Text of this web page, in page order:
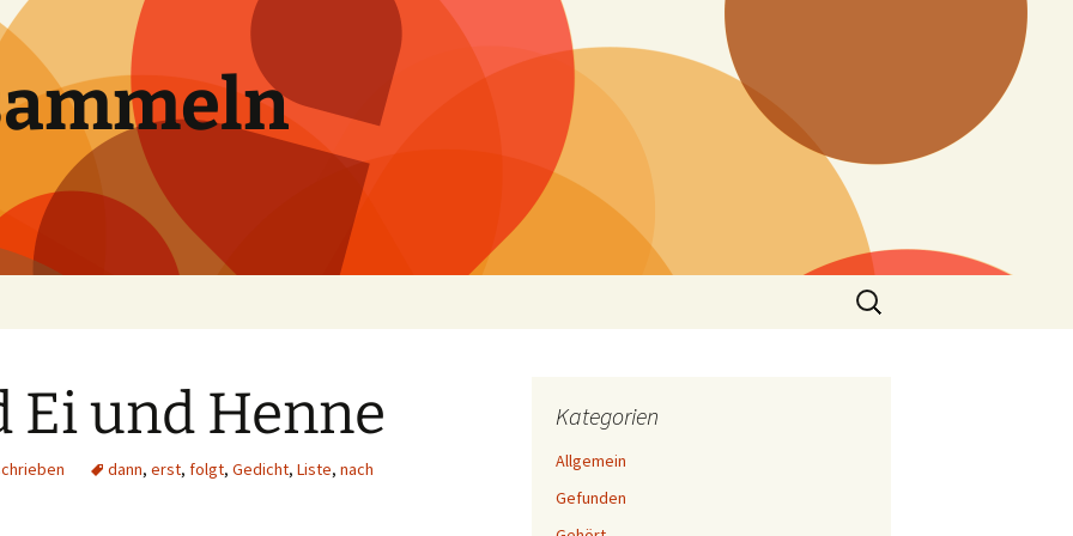
Suchen
nach:
Ei und Henne
dann, erst, folgt, Gedicht, Liste, nach
Kategorien
Allgemein
Gefunden